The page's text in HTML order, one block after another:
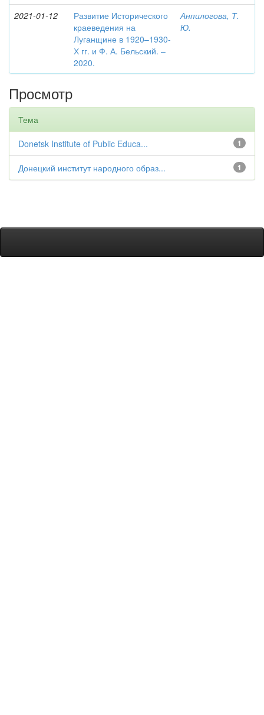
2021-01-12
Развитие Исторического
краеведения на
Луганщине в 1920–1930-
Х гг. и Ф. А. Бельский. –
2020.
Анпилогова, Т.
Ю.
Просмотр
Тема
1
Donetsk Institute of Public Educa...
1
Донецкий институт народного образ...